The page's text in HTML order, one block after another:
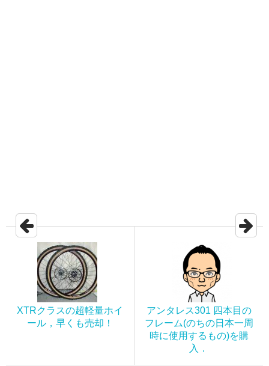
XTRクラスの超軽量ホイ
ール，早くも売却！
アンタレス301 四本目の
フレーム(のちの日本一周
時に使用するもの)を購
入．